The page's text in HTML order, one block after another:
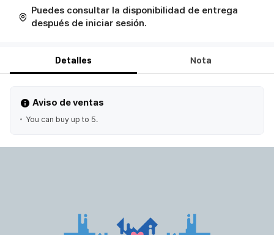
Puedes consultar la disponibilidad de entrega
después de iniciar sesión.
Detalles Nota
Aviso de ventas
You can buy up to 5.